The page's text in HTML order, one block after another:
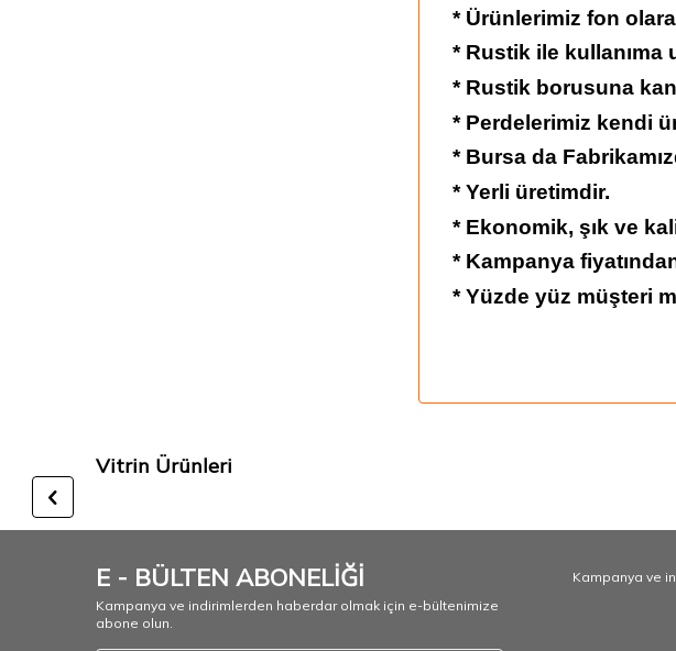
* Ürünlerimiz fon
* Rustik ile kullanıma
* Rustik borusuna
* Perdelerimiz kendi
* Bursa da
* Yerli üretimdir.
* Ekonomik, şık ve
* Kampanya
* Yüzde yüz müşteri
Vitrin Ürünleri
E - BÜLTEN ABONELİĞİ
Kampanya ve indirimlerden haberdar olmak için e-bültenimize
abone olun.
Kampanya ve